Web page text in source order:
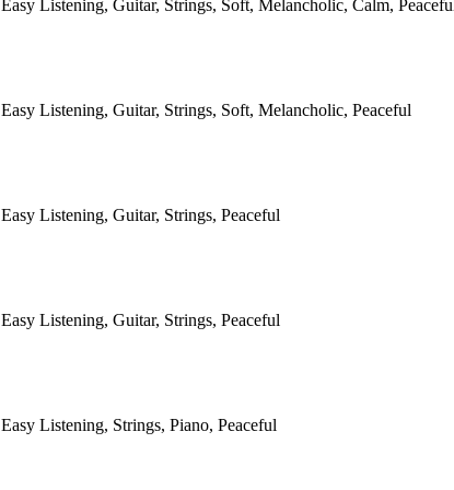
Easy Listening, Guitar, Strings, Soft, Melancholic, Calm, Peaceful
Easy Listening, Guitar, Strings, Soft, Melancholic, Peaceful
Easy Listening, Guitar, Strings, Peaceful
Easy Listening, Guitar, Strings, Peaceful
Easy Listening, Strings, Piano, Peaceful